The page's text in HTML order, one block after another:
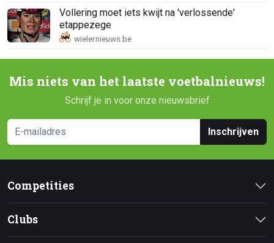
Vollering moet iets kwijt na 'verlossende'
etappezege
Mis niets van het laatste voetbalnieuws!
Schrijf je in voor onze nieuwsbrief
Inschrijven
Competities
Clubs